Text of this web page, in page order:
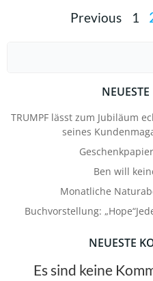
POSTS
Previous 1
TRUMPF lässt zum Jubiläum
seines
Ben will
Monatliche
Buchvorstellung:
NEUESTE
Es sind keine